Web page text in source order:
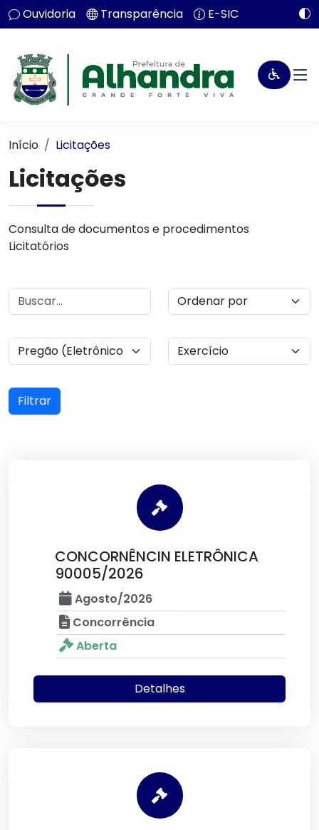
Ouvidoria Transparência E-SIC
Início Licitações
Licitações
Consulta de documentos e procedimentos
Licitatórios
Filtrar
CONCORNÊNCIN ELETRÔNICA
90005/2026
Agosto/2026
Concorrência
Aberta
Detalhes